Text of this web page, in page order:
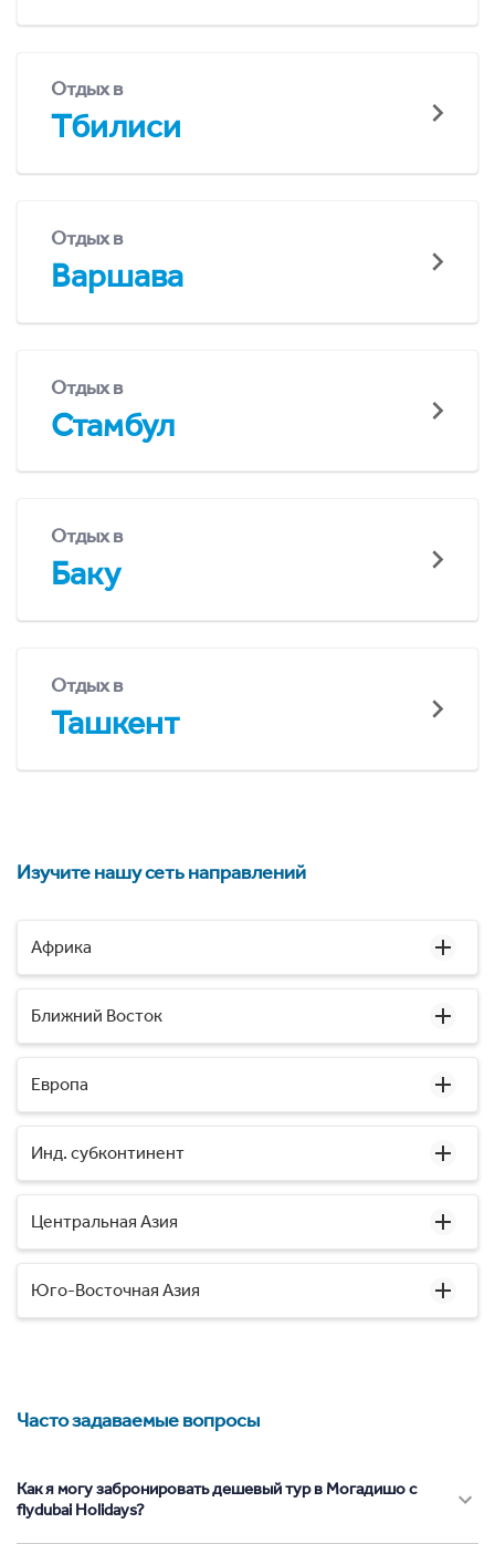
Отдых в
Тбилиси
Отдых в
Варшава
Отдых в
Стамбул
Отдых в
Баку
Отдых в
Ташкент
Изучите нашу сеть направлений
Африка
Ближний Восток
Европа
Инд. субконтинент
Центральная Азия
Юго-Восточная Азия
Часто задаваемые вопросы
Как я могу забронировать дешевый тур в Могадишо с
flydubai Holidays?